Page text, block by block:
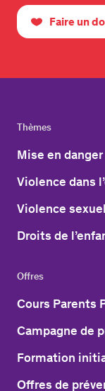
Faire un
Thèmes
Mise en
Violence dans
Violence
Droits de
Offres
Cours Parents
Campagne de
Formation
Offres de